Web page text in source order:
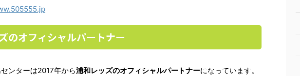
のオフィシャルパートナー
ンターは2017年から浦和レッズのオフィシャルパートナーになっています。